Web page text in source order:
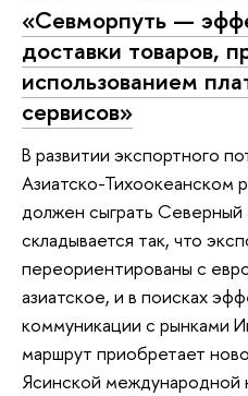
«Севморпуть —
доставки товаров,
использованием
сервисов»
В развитии экспортного
Азиатско-Тихоокеанском
должен сыграть
складывается так, что
переориентированы с
азиатское, и в поисках
коммуникации с рынками
маршрут приобретает
Ясинской международной